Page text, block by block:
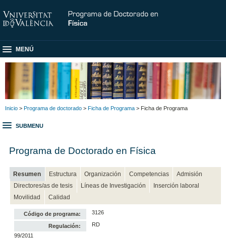
MENÚ
Inicio > Programa de doctorado > Ficha de Programa > Ficha de Programa
SUBMENU
Programa de Doctorado en Física
Resumen Estructura Organización Competencias
Admisión
Directores/as de tesis
Líneas de Investigación
Inserción laboral
Movilidad
Calidad
Código de programa: 3126
Regulación:
RD
99/2011